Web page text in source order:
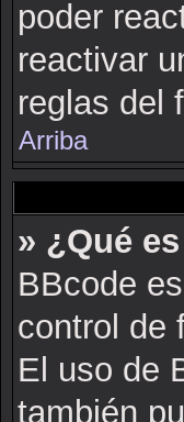
poder
reactivar
reglas del
Arriba
» ¿Qué
BBcode
control de
El uso de
también